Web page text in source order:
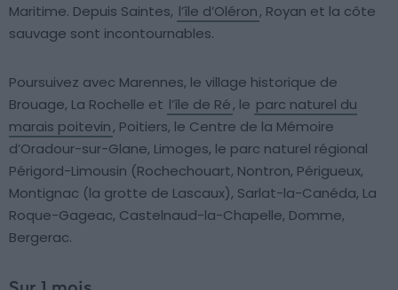
Maritime. Depuis Saintes, l’île d’Oléron, Royan et la côte
sauvage sont incontournables.
Poursuivez avec Marennes, le village historique de
Brouage, La Rochelle et l’île de Ré, le parc naturel du
marais poitevin, Poitiers, le Centre de la Mémoire
d’Oradour-sur-Glane, Limoges, le parc naturel régional
Périgord-Limousin (Rochechouart, Nontron, Périgueux,
Montignac (la grotte de Lascaux), Sarlat-la-Canéda, La
Roque-Gageac, Castelnaud-la-Chapelle, Domme,
Bergerac.